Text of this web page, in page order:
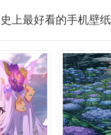
史上最好看的手机壁纸